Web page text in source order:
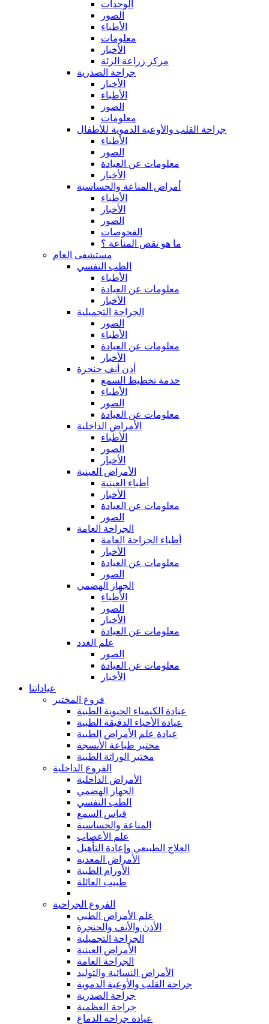
الوحدات
الصور
الأطباء
معلومات
الأخبار
مركز زراعة الرئة
جراحة الصدرية
الأخبار
الأطباء
الصور
معلومات
جراحة القلب والأوعية الدموية للأطفال
الأطباء
الصور
معلومات عن العيادة
الأخبار
أمراض المناعة والحساسية
الأطباء
الأخبار
الصور
الفحوصات
ما هو نقص المناعة ؟
مستشفى العام
الطب النفسي
الأطباء
معلومات عن العيادة
الأخبار
الجراحة التجميلية
الصور
الأطباء
معلومات عن العيادة
الأخبار
أذن أنف حنجرة
خدمة تخطيط السمع
الأطباء
الصور
معلومات عن العيادة
الأمراض الداخلية
الأطباء
الصور
الأخبار
الأمراض العينية
أطباء العينية
الأخبار
معلومات عن العيادة
الصور
الجراحة العامة
أطباء الجراحة العامة
الأخبار
معلومات عن العيادة
الصور
الجهاز الهضمي
الأطباء
الصور
الأخبار
معلومات عن العيادة
علم الغدد
الصور
معلومات عن العيادة
الأخبار
عياداتنا
فروع المختبر
عيادة الكيمياء الحيوية الطبية
عيادة الأحياء الدقيقة الطبية
عيادة علم الأمراض الطبية
مختبر طباعة الأنسجة
مختبر الوراثة الطبية
الفروع الداخلية
الأمراض الداخلية
الجهاز الهضمي
الطب النفسي
قياس السمع
المناعة والحساسية
علم الأعصاب
العلاج الطبيعي وإعادة التأهيل
الأمراض المعدية
الأورام الطبية
طبيب العائلة
الفروع الجراحية
علم الأمراض الطبي
الأذن والأنف والحنجرة
الجراحة التجميلية
الأمراض العينية
الجراحة العامة
الأمراض النسائية والتوليد
جراحة القلب والأوعية الدموية
جراحة الصدرية
جراحة العظمية
عيادة جراحة الدماغ